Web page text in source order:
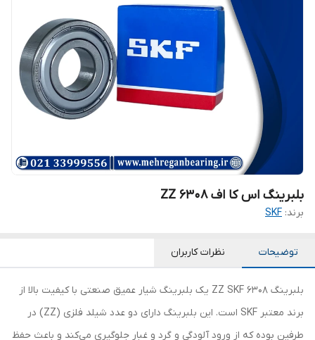
بلبرینگ اس کا اف 6308 ZZ
برند: SKF
توضیحات نظرات کاربران
بلبرینگ 6308 ZZ SKF یک بلبرینگ شیار عمیق صنعتی با کیفیت بالا از
برند معتبر SKF است. این بلبرینگ دارای دو عدد شیلد فلزی (ZZ) در
طرفین بوده که از ورود آلودگی و گرد و غبار جلوگیری می‌کند و باعث حفظ